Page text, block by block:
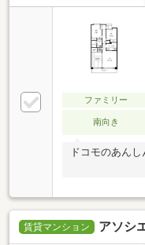
ファミリー
南向き
ドコモのあん
賃貸マンション アソシ